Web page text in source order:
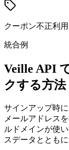
クーポン不正利
統合例
Veille API
クする方法
サインアップ時
メールアドレス
ルドメインが使
スデータとともに